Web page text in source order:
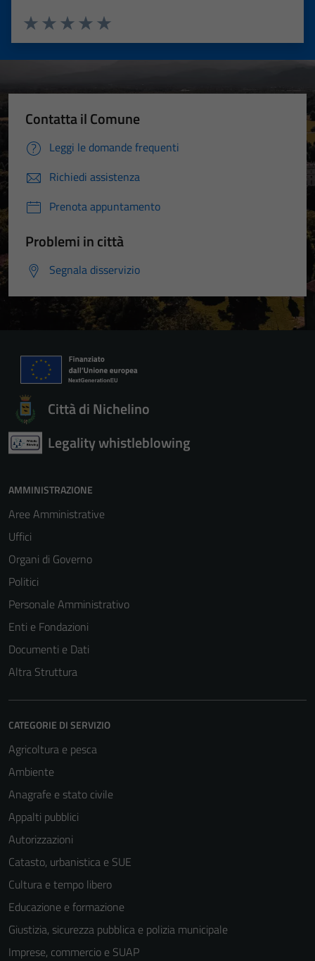
Valuta 5 stelle su 5
Valuta 4 stelle su 5
Valuta 3 stelle su 5
Valuta 2 stelle su 5
Valuta 1 stelle su 5
Contatta il Comune
Leggi le domande frequenti
Richiedi assistenza
Prenota appuntamento
Problemi in città
Segnala disservizio
Città di Nichelino
Legality whistleblowing
AMMINISTRAZIONE
Aree Amministrative
Uffici
Organi di Governo
Politici
Personale Amministrativo
Enti e Fondazioni
Documenti e Dati
Altra Struttura
CATEGORIE DI SERVIZIO
Agricoltura e pesca
Ambiente
Anagrafe e stato civile
Appalti pubblici
Autorizzazioni
Catasto, urbanistica e SUE
Cultura e tempo libero
Educazione e formazione
Giustizia, sicurezza pubblica e polizia municipale
Imprese, commercio e SUAP